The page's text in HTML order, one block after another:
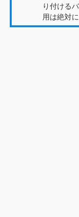
り付ける
用は絶対